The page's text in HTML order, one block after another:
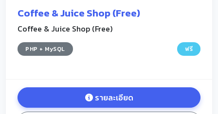
Coffee & Juice Shop (Free)
Coffee & Juice Shop (Free)
PHP + MySQL ฟรี
รายละเอียด